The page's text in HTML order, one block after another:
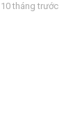
10 tháng trước